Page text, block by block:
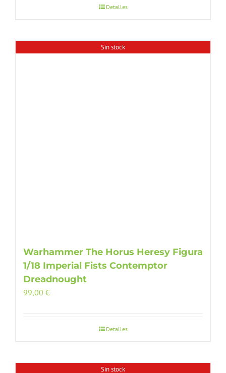
Detalles
Sin stock
Warhammer The Horus Heresy Figura
1/18 Imperial Fists Contemptor
Dreadnought
99,00 €
Detalles
Sin stock